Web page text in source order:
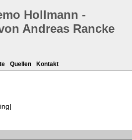
Hollmann -
Andreas Rancke
Quellen Kontakt